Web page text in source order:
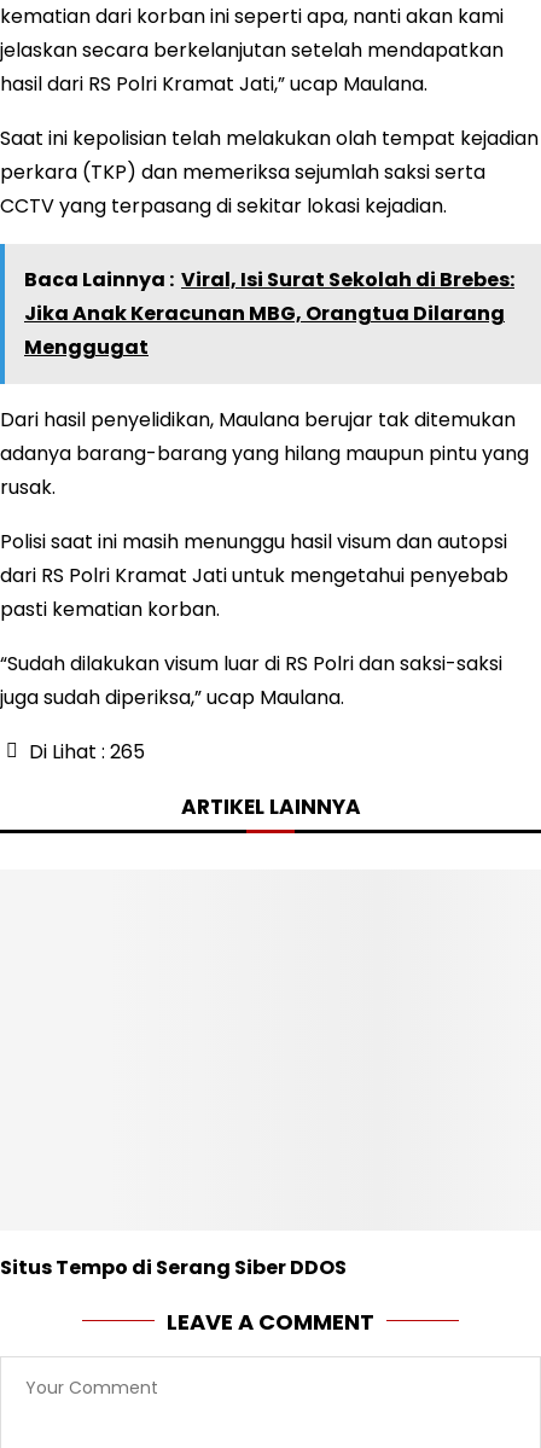
kematian dari korban ini seperti apa, nanti akan kami
jelaskan secara berkelanjutan setelah mendapatkan
hasil dari RS Polri Kramat Jati,” ucap Maulana.
Saat ini kepolisian telah melakukan olah tempat kejadian
perkara (TKP) dan memeriksa sejumlah saksi serta
CCTV yang terpasang di sekitar lokasi kejadian.
Baca Lainnya : Viral, Isi Surat Sekolah di Brebes:
Jika Anak Keracunan MBG, Orangtua Dilarang
Menggugat
Dari hasil penyelidikan, Maulana berujar tak ditemukan
adanya barang-barang yang hilang maupun pintu yang
rusak.
Polisi saat ini masih menunggu hasil visum dan autopsi
dari RS Polri Kramat Jati untuk mengetahui penyebab
pasti kematian korban.
“Sudah dilakukan visum luar di RS Polri dan saksi-saksi
juga sudah diperiksa,” ucap Maulana.
Di Lihat : 265
ARTIKEL LAINNYA
Situs Tempo di Serang Siber DDOS
LEAVE A COMMENT